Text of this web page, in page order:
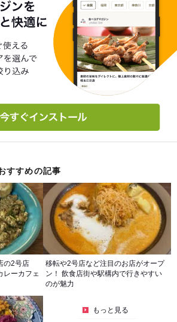
すすめの記事
の2号店
レーカフェ
移転や2号店など注目のお店がオープ
ン！ 飲食店街や駅構内で行きやすい
のが魅力
もっと見る